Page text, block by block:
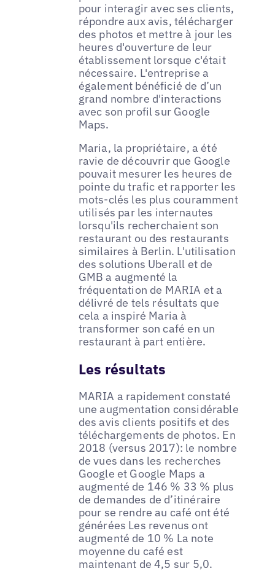
pour interagir avec ses clients,
répondre aux avis, télécharger
des photos et mettre à jour les
heures d'ouverture de leur
établissement lorsque c'était
nécessaire. L'entreprise a
également bénéficié de d’un
grand nombre d'interactions
avec son profil sur Google
Maps.
Maria, la propriétaire, a été
ravie de découvrir que Google
pouvait mesurer les heures de
pointe du trafic et rapporter les
mots-clés les plus couramment
utilisés par les internautes
lorsqu'ils recherchaient son
restaurant ou des restaurants
similaires à Berlin. L'utilisation
des solutions Uberall et de
GMB a augmenté la
fréquentation de MARIA et a
délivré de tels résultats que
cela a inspiré Maria à
transformer son café en un
restaurant à part entière.
Les résultats
MARIA a rapidement constaté
une augmentation considérable
des avis clients positifs et des
téléchargements de photos. En
2018 (versus 2017): le nombre
de vues dans les recherches
Google et Google Maps a
augmenté de 146 % 33 % plus
de demandes de d’itinéraire
pour se rendre au café ont été
générées Les revenus ont
augmenté de 10 % La note
moyenne du café est
maintenant de 4,5 sur 5,0.